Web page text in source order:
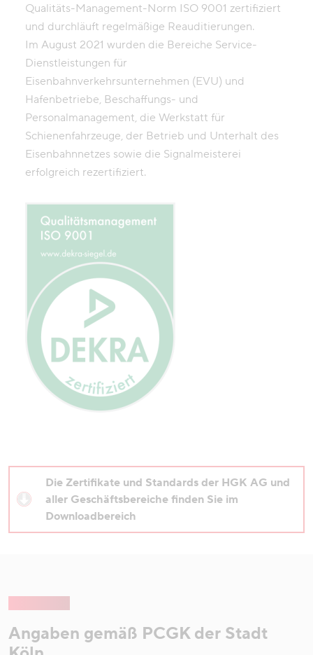
Qualitäts-Management-Norm ISO 9001 zertifiziert
und durchläuft regelmäßige Reauditierungen.
Im August 2021 wurden die Bereiche Service-
Dienstleistungen für
Eisenbahnverkehrsunternehmen (EVU) und
Hafenbetriebe, Beschaffungs- und
Personalmanagement, die Werkstatt für
Schienenfahrzeuge, der Betrieb und Unterhalt des
Eisenbahnnetzes sowie die Signalmeisterei
erfolgreich rezertifiziert.
Die Zertifikate und Standards der HGK AG und
aller Geschäftsbereiche finden Sie im
Downloadbereich
Angaben gemäß PCGK der Stadt